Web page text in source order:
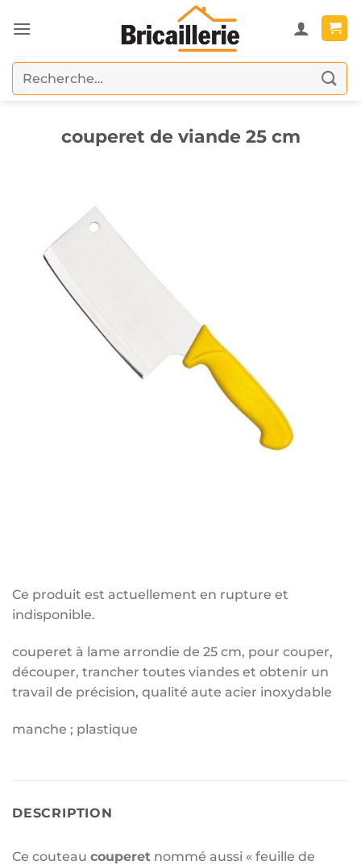
au
Recherche
pour :
couperet de viande 25 cm
Ce produit est actuellement en rupture et
indisponible.
couperet à lame arrondie de 25 cm, pour couper,
découper, trancher toutes viandes et obtenir un
travail de précision, qualité aute acier inoxydable
manche ; plastique
DESCRIPTION
Ce couteau couperet nommé aussi « feuille de